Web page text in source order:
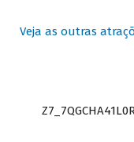
Veja as outras